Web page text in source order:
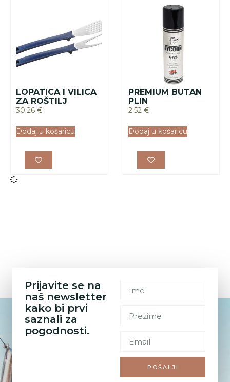
LOPATICA I VILICA
ZA ROŠTILJ
30.26 €
Dodaj u košaricu
PREMIUM BUTAN
PLIN
2.52 €
Dodaj u košaricu
Prijavite se na
naš newsletter
kako bi prvi
saznali za
pogodnosti.
POŠALJI